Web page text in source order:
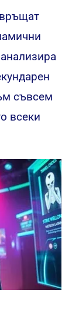
анализира
съвсем
всеки